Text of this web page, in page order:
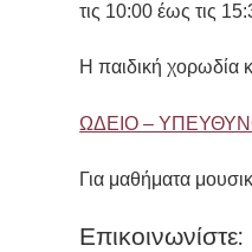
τις 10:00 έως τις
Η παιδική χορωδία
ΩΔΕΙΟ –
Για μαθήματα
Επικοινωνίστε: